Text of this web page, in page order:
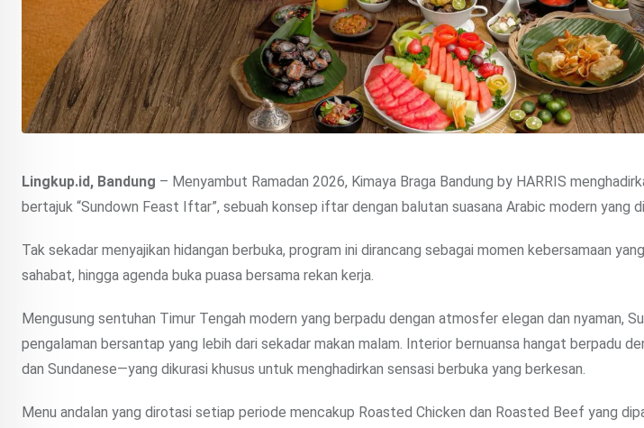
Lingkup.id, Bandung – Menyambut Ramadan 2026, Kimaya Braga Bandung by HARRIS
bertajuk “Sundown Feast Iftar”, sebuah konsep iftar dengan balutan suasana Arabic modern yang
Tak sekadar menyajikan hidangan berbuka, program ini dirancang sebagai momen kebersamaan
sahabat, hingga agenda buka puasa bersama rekan kerja.
Mengusung sentuhan Timur Tengah modern yang berpadu dengan atmosfer elegan dan nyaman,
pengalaman bersantap yang lebih dari sekadar makan malam. Interior bernuansa hangat berpadu
dan Sundanese—yang dikurasi khusus untuk menghadirkan sensasi berbuka yang berkesan.
Menu andalan yang dirotasi setiap periode mencakup Roasted Chicken dan Roasted Beef yang